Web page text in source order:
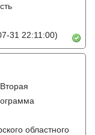
31 22:11:00)
областного